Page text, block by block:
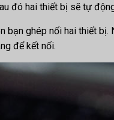
đó hai thiết bị sẽ tự
bạn ghép nối hai thiết
để kết nối.